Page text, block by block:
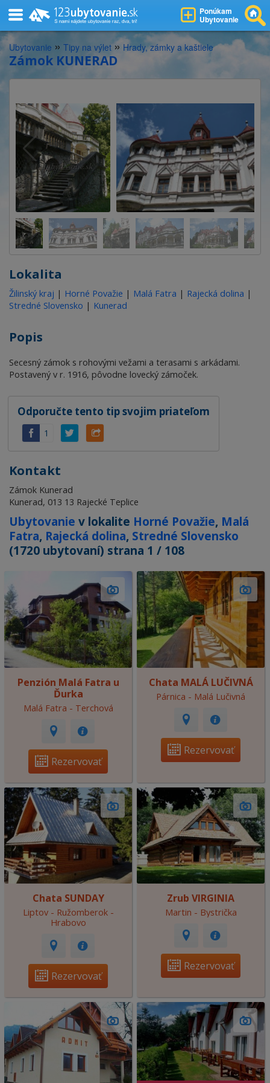
Ponúkam
Ubytovanie
Ubytovanie » Tipy na výlet » Hrady, zámky a kaštiele
Zámok KUNERAD
Lokalita
Žilinský kraj | Horné Považie | Malá Fatra | Rajecká dolina |
Stredné Slovensko | Kunerad
Popis
Secesný zámok s rohovými vežami a terasami s arkádami.
Postavený v r. 1916, pôvodne lovecký zámoček.
Odporučte tento tip svojim priateľom
1
Kontakt
Zámok Kunerad
Kunerad, 013 13 Rajecké Teplice
Ubytovanie v lokalite Horné Považie, Malá
Fatra, Rajecká dolina, Stredné Slovensko
(1720 ubytovaní) strana 1 / 108
Penzión Malá Fatra u
Ďurka
Malá Fatra - Terchová
Rezervovať
Chata MALÁ LUČIVNÁ
Párnica - Malá Lučivná
Rezervovať
Chata SUNDAY
Liptov - Ružomberok -
Hrabovo
Rezervovať
Zrub VIRGINIA
Martin - Bystrička
Rezervovať